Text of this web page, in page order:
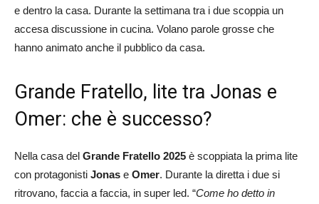
e dentro la casa. Durante la settimana tra i due scoppia un
accesa discussione in cucina. Volano parole grosse che
hanno animato anche il pubblico da casa.
Grande Fratello, lite tra Jonas e
Omer: che è successo?
Nella casa del Grande Fratello 2025 è scoppiata la prima lite
con protagonisti Jonas e Omer. Durante la diretta i due si
ritrovano, faccia a faccia, in super led. “Come ho detto in